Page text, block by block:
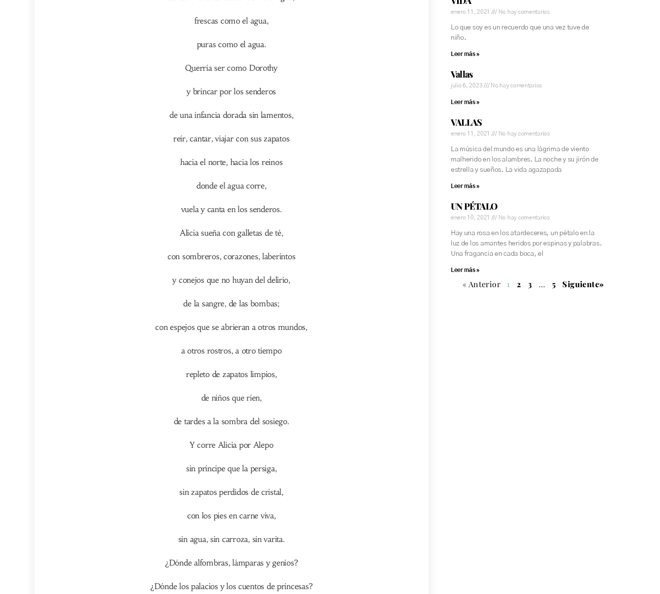
frescas como el agua,
puras como el agua.
Querría ser como Dorothy
y brincar por los senderos
de una infancia dorada sin lamentos,
reír, cantar, viajar con sus zapatos
hacia el norte, hacia los reinos
donde el agua corre,
vuela y canta en los senderos.
Alicia sueña con galletas de té,
con sombreros, corazones, laberintos
y conejos que no huyan del delirio,
de la sangre, de las bombas;
con espejos que se abrieran a otros mundos,
a otros rostros, a otro tiempo
repleto de zapatos limpios,
de niños que ríen,
de tardes a la sombra del sosiego.
Y corre Alicia por Alepo
sin príncipe que la persiga,
sin zapatos perdidos de cristal,
con los pies en carne viva,
sin agua, sin carroza, sin varita.
¿Dónde alfombras, lámparas y genios?
¿Dónde los palacios y los cuentos de princesas?
enero 11, 2021 No hay comentarios
Lo que soy es un recuerdo que una vez tuve de
niño.
Leer más »
Vallas
julio 6, 2023 No hay comentarios
Leer más »
VALLAS
enero 11, 2021 No hay comentarios
La música del mundo es una lágrima de viento
malherido en los alambres. La noche y su jirón de
estrella y sueños. La vida agazapada
Leer más »
UN PÉTALO
enero 10, 2021 No hay comentarios
Hay una rosa en los atardeceres, un pétalo en la
luz de los amantes heridos por espinas y palabras.
Una fragancia en cada boca, el
Leer más »
« Anterior 1 2 3 … 5 Siguiente»